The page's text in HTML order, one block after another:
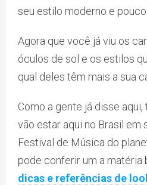
seu estilo moderno e
Agora que você já viu os
óculos de sol e os estilos
qual deles têm mais a sua
Como a gente já disse
vão estar aqui no Brasil
Festival de Música do
pode conferir um a
dicas e referências de